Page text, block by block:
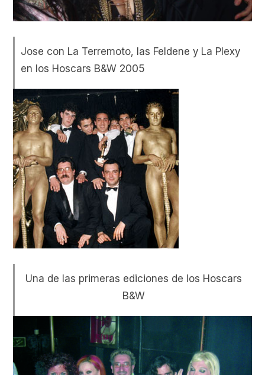
Jose con La Terremoto, las Feldene y La Plexy
en los Hoscars B&W 2005
Una de las primeras ediciones de los Hoscars
B&W